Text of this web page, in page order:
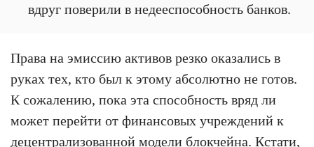
вдруг поверили в недееспособность банков.
Права на эмиссию активов резко оказались в
руках тех, кто был к этому абсолютно не готов.
К сожалению, пока эта способность вряд ли
может перейти от финансовых учреждений к
децентрализованной модели блокчейна. Кстати,